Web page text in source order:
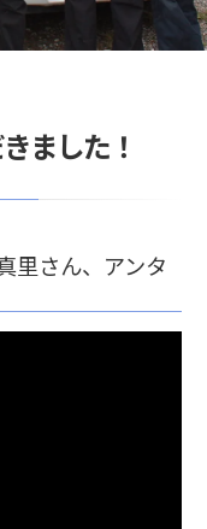
ました！
里さん、アンタ